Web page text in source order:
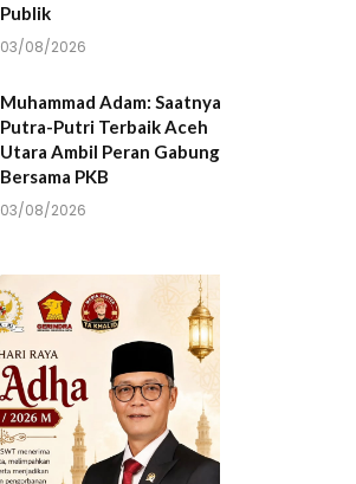
Publik
03/08/2026
Muhammad Adam: Saatnya
Putra-Putri Terbaik Aceh
Utara Ambil Peran Gabung
Bersama PKB
03/08/2026